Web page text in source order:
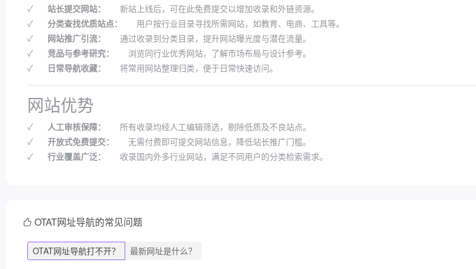
✓ 站长提交网站：
新站上线后，可在此免费提交以增加收录和外链资源。
✓
分类查找优质站点：
用户按行业目录寻找所需网站，如教育、电商、工具等。
✓
网站推广引流：
通过收录到分类目录，提升网站曝光度与潜在流量。
✓
竞品与参考研究：
浏览同行业优秀网站，了解市场布局与设计参考。
✓
日常导航收藏： 将常用网站整理归类，便于日常快速访问。
网站优势
✓ 人工审核保障：
所有收录均经人工编辑筛选，剔除低质及不良站点。
✓
开放式免费提交：
无需付费即可提交网站信息，降低站长推广门槛。
✓
行业覆盖广泛： 收录国内外多行业网站，满足不同用户的分类检索需求。
OTAT网址导航的常见问题
OTAT网址导航打不开？ 最新网址是什么？